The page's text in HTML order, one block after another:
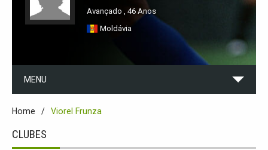
Avançado , 46 Anos
Moldávia
MENU
Home Viorel Frunza
CLUBES